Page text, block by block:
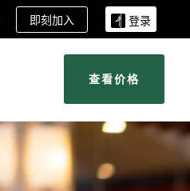
即刻加入 登录
查看价格